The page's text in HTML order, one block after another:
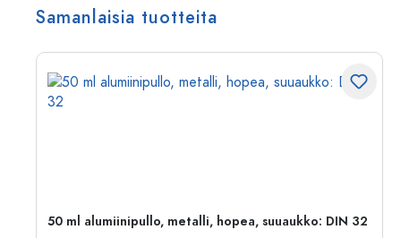
Samanlaisia tuotteita
50 ml alumiinipullo, metalli, hopea, suuaukko: DIN 32